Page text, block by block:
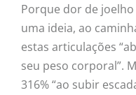
Porque dor de
uma ideia, ao
estas articulações
seu peso corporal”.
316% “ao subir